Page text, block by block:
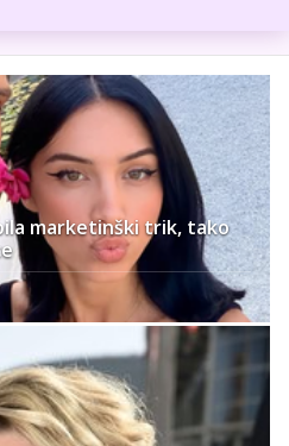
marketinški trik, tako